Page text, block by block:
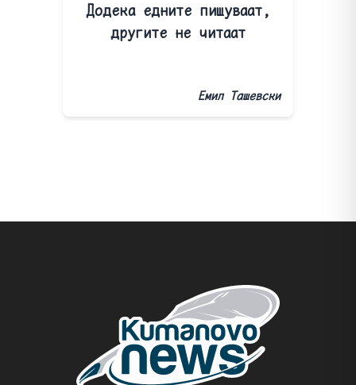
Додека едните пишуваат,
другите не читаат
Емил Ташевски